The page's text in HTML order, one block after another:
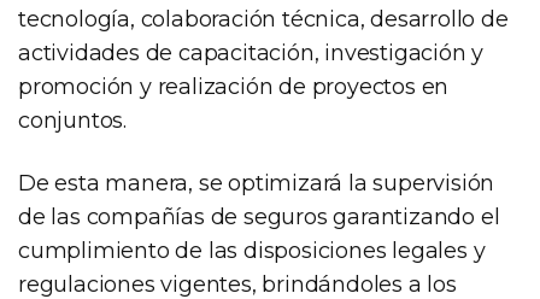
tecnología, colaboración técnica, desarrollo de
actividades de capacitación, investigación y
promoción y realización de proyectos en
conjuntos.
De esta manera, se optimizará la supervisión
de las compañías de seguros garantizando el
cumplimiento de las disposiciones legales y
regulaciones vigentes, brindándoles a los